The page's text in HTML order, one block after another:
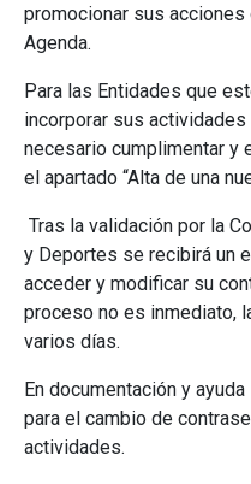
promocionar sus
Agenda.
Para las Entidades que
incorporar sus actividades
necesario cumplimentar y
el apartado “Alta de una
Tras la validación por la
y Deportes se recibirá un
acceder y modificar su
proceso no es inmediato,
varios días.
En documentación y
para el cambio de
actividades.